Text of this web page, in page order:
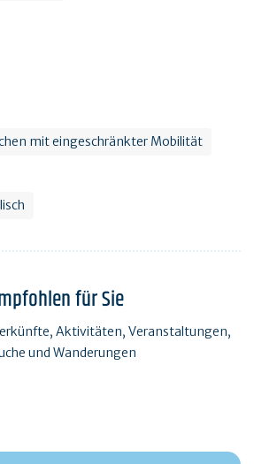
mit eingeschränkter Mobilität
für Sie
Aktivitäten, Veranstaltungen,
und Wanderungen